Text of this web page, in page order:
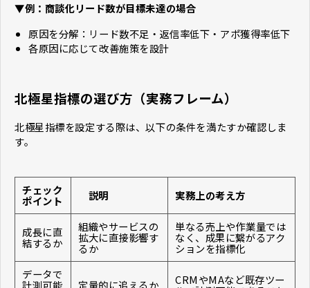
▼例：商談化リード数が目標未達の場合
原因を分解：リード数不足・返信率低下・アポ獲得率低下
各原因に応じて改善施策を設計
北極星指標の選び方（実務フレーム）
北極星指標を設定する際は、以下の条件を満たすか確認しま
す。
チェック
ポイント 説明 実務上の考え方
成長に直
結するか
組織やサービスの
拡大に直接影響す
るか
単なる売上や作業量では
なく、成果に繋がるアク
ションを指標化
データで
計測可能 定量的に追えるか CRMやMAなど既存ツー